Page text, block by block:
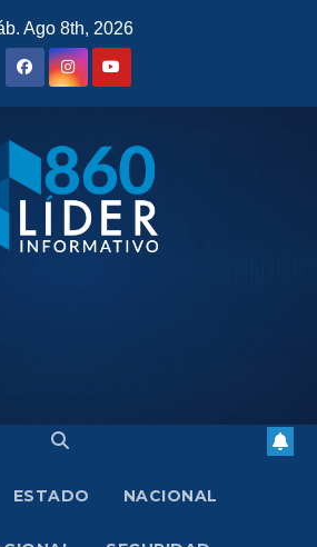
Ago 8th, 2026
ESTADO NACIONAL